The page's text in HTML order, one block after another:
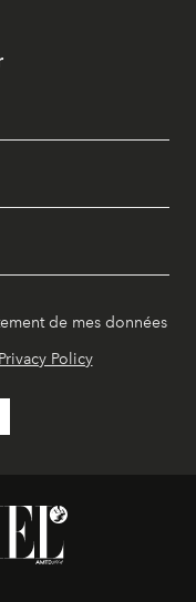
de mes données
Privacy Policy